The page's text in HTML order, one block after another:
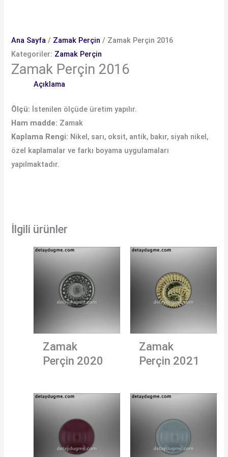
Ana Sayfa / Zamak Perçin / Zamak Perçin 2016
Kategoriler: Zamak Perçin
Zamak Perçin 2016
Açıklama
Ölçü: İstenilen ölçüde üretim yapılır.
Ham madde: Zamak
Kaplama Rengi: Nikel, sarı, oksit, antik, bakır, siyah nikel,
özel kaplamalar ve farkı boyama uygulamaları
yapılmaktadır.
İlgili ürünler
Zamak
Perçin 2020
Zamak
Perçin 2021